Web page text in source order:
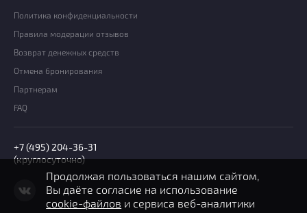
Политика конфиденциальности
Правила модерации отзывов
Возврат денежных средств
Отмена бронирования
Партнерам
FAQ
+7 (495) 204-36-31
(круглосуточно)
Продолжая пользоваться нашим сайтом,
Вы даёте согласие на использование
cookie-файлов и сервиса веб-аналитики